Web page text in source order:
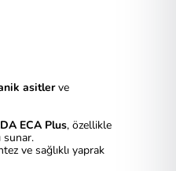
asitlerve
ECA Plus, özellikle
sunar.
ve sağlıklı yaprak